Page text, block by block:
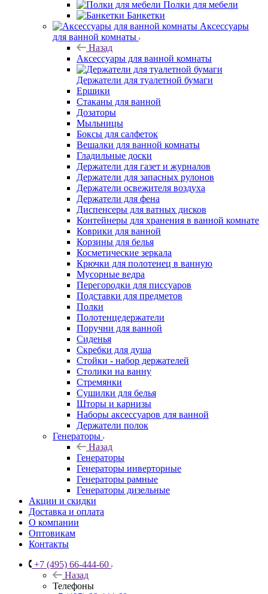
Полки для мебели
Банкетки
Аксессуары
для ванной комнаты
Назад
Аксессуары для ванной комнаты
Держатели для туалетной бумаги
Ершики
Стаканы для ванной
Дозаторы
Мыльницы
Боксы для салфеток
Вешалки для ванной комнаты
Гладильные доски
Держатели для газет и журналов
Держатели для запасных рулонов
Держатели освежителя воздуха
Держатели для фена
Диспенсеры для ватных дисков
Контейнеры для хранения в ванной комнате
Коврики для ванной
Корзины для белья
Косметические зеркала
Крючки для полотенец в ванную
Мусорные ведра
Перегородки для писсуаров
Подставки для предметов
Полки
Полотенцедержатели
Поручни для ванной
Сиденья
Скребки для душа
Стойки - набор держателей
Столики на ванну
Стремянки
Сушилки для белья
Шторы и карнизы
Наборы аксессуаров для ванной
Держатели полок
Генераторы
Назад
Генераторы
Генераторы инверторные
Генераторы рамные
Генераторы дизельные
Акции и скидки
Доставка и оплата
О компании
Оптовикам
Контакты
+7 (495) 66-444-60
Назад
Телефоны